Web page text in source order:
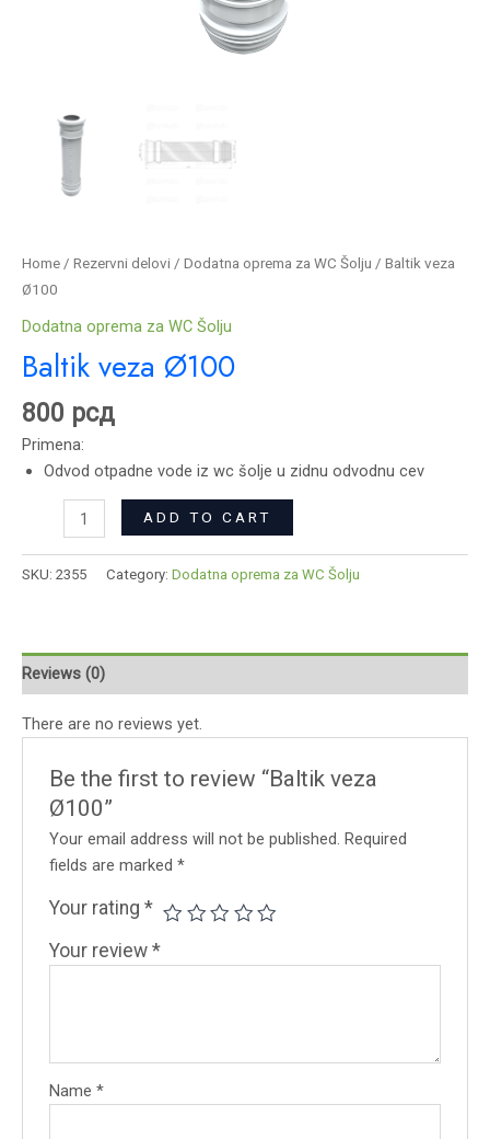
Home / Rezervni delovi / Dodatna oprema za WC Šolju / Baltik veza
Ø100
Dodatna oprema za WC Šolju
Baltik veza Ø100
800 рсд
Primena:
Odvod otpadne vode iz wc šolje u zidnu odvodnu cev
ADD TO CART
SKU: 2355 Category: Dodatna oprema za WC Šolju
Reviews (0)
There are no reviews yet.
Be the first to review “Baltik veza
Ø100”
Your email address will not be published. Required
fields are marked*
Your rating*
Your review*
Name*